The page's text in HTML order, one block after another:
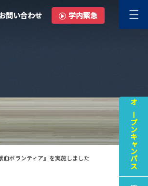
問い合わせ 学内緊急
血ボランティア』を実施しました オープンキャンパス